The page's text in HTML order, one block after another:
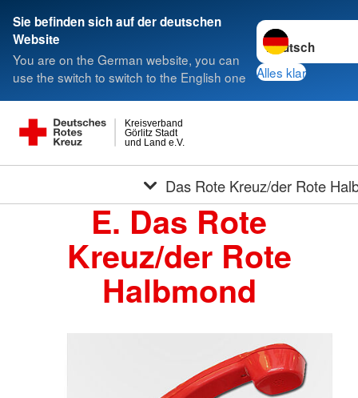
Sie befinden sich auf der deutschen
Website
You are on the German website, you can
use the switch to switch to the English one
Sprache
Alles klar
und Land e.V.
Görlitz Stadt
Kreisverband
Das Rote Kreuz/der Rote
E. Das Rote
Kreuz/der Rote
Halbmond